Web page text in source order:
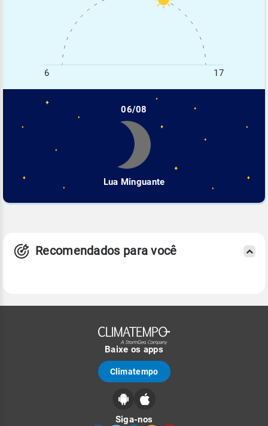
6 17
06/08
Lua Minguante
Recomendados para você
Baixe os apps
Climatempo
Siga-nos